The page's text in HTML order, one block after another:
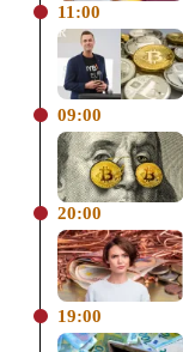
11:00
09:00
20:00
19:00